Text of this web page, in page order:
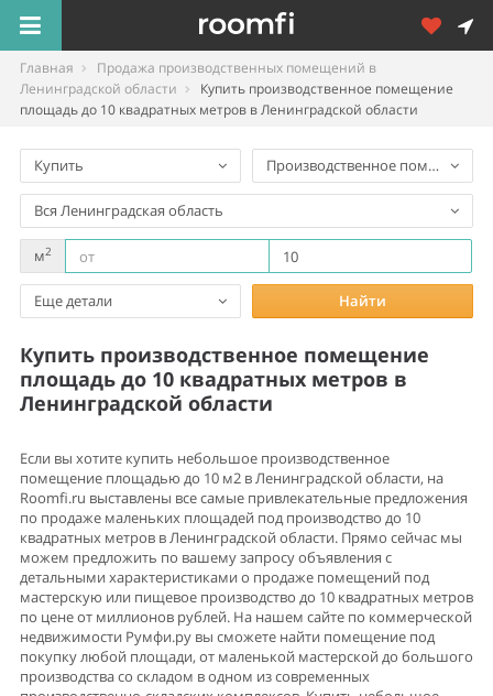
Главная
Продажа производственных помещений в
Ленинградской области
Купить производственное помещение
площадь до 10 квадратных метров в Ленинградской области
Купить Производственное помещение
Вся Ленинградская область
м2
Еще детали Найти
Купить производственное помещение
площадь до 10 квадратных метров в
Ленинградской области
Если вы хотите купить небольшое производственное
помещение площадью до 10 м2 в Ленинградской области, на
Roomfi.ru выставлены все самые привлекательные предложения
по продаже маленьких площадей под производство до 10
квадратных метров в Ленинградской области. Прямо сейчас мы
можем предложить по вашему запросу объявления с
детальными характеристиками о продаже помещений под
мастерскую или пищевое производство до 10 квадратных метров
по цене от миллионов рублей. На нашем сайте по коммерческой
недвижимости Румфи.ру вы сможете найти помещение под
покупку любой площади, от маленькой мастерской до большого
производства со складом в одном из современных